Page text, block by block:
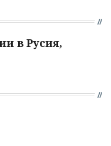
в Русия,